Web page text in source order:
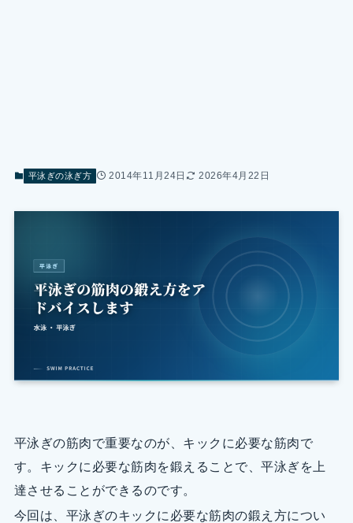
平泳ぎの泳ぎ方 2014年11月24日 2026年4月22日
平泳ぎの筋肉で重要なのが、キックに必要な筋肉で
す。キックに必要な筋肉を鍛えることで、平泳ぎを上
達させることができるのです。
今回は、平泳ぎのキックに必要な筋肉の鍛え方につい